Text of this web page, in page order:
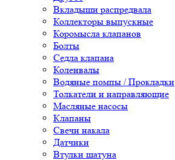
Вкладыши распредвала
Коллекторы выпускные
Коромысла клапанов
Болты
Седла клапана
Коленвалы
Водяные помпы / Прокладки
Толкатели и направляющие
Масляные насосы
Клапаны
Свечи накала
Датчики
Втулки шатуна